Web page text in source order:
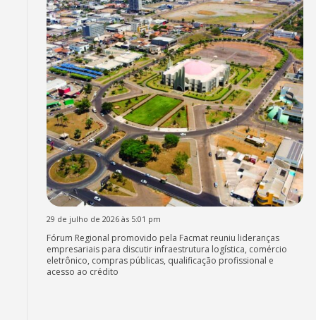
29 de julho de 2026 às 5:01 pm
Fórum Regional promovido pela Facmat reuniu lideranças
empresariais para discutir infraestrutura logística, comércio
eletrônico, compras públicas, qualificação profissional e
acesso ao crédito